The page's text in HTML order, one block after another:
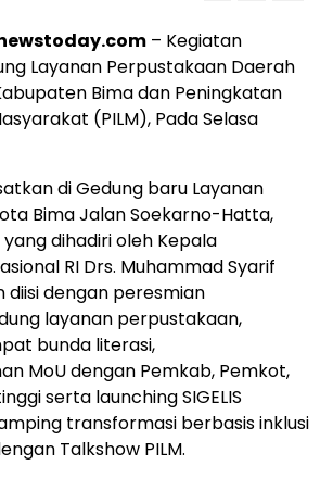
– Kegiatan
Layanan Perpustakaan Daerah
Bima dan Peningkatan
(PILM), Pada Selasa
di Gedung baru Layanan
Bima Jalan Soekarno-Hatta,
yang dihadiri oleh Kepala
RI Drs. Muhammad Syarif
diisi dengan peresmian
layanan perpustakaan,
bunda literasi,
MoU dengan Pemkab, Pemkot,
serta launching SIGELIS
transformasi berbasis inklusi
Talkshow PILM.